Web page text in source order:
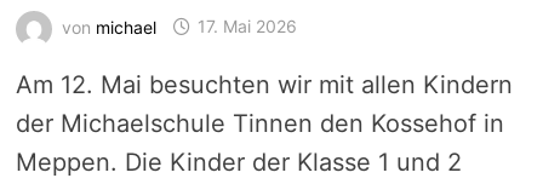
von michael 17. Mai 2026
Am 12. Mai besuchten wir mit allen Kindern
der Michaelschule Tinnen den Kossehof in
Meppen. Die Kinder der Klasse 1 und 2